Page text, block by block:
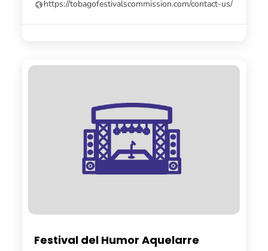
https://tobagofestivalscommission.com/contact-us/
Festival del Humor Aquelarre